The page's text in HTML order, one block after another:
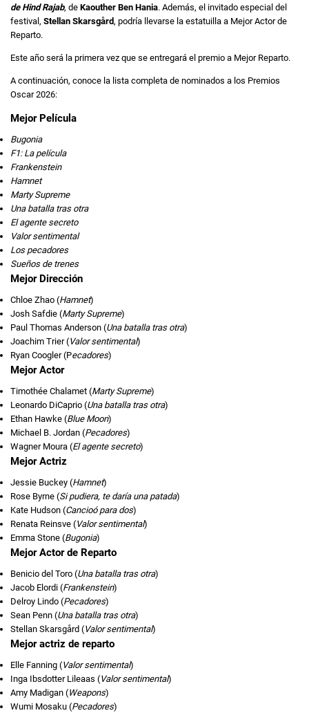
de Hind Rajab, de Kaouther Ben Hania. Además, el invitado especial del
festival, Stellan Skarsgård, podría llevarse la estatuilla a Mejor Actor de
Reparto.
Este año será la primera vez que se entregará el premio a Mejor Reparto.
A continuación, conoce la lista completa de nominados a los Premios
Oscar 2026:
Mejor Película
Bugonia
F1: La película
Frankenstein
Hamnet
Marty Supreme
Una batalla tras otra
El agente secreto
Valor sentimental
Los pecadores
Sueños de trenes
Mejor Dirección
Chloe Zhao (Hamnet)
Josh Safdie (Marty Supreme)
Paul Thomas Anderson (Una batalla tras otra)
Joachim Trier (Valor sentimental)
Ryan Coogler (Pecadores)
Mejor Actor
Timothée Chalamet (Marty Supreme)
Leonardo DiCaprio (Una batalla tras otra)
Ethan Hawke (Blue Moon)
Michael B. Jordan (Pecadores)
Wagner Moura (El agente secreto)
Mejor Actriz
Jessie Buckey (Hamnet)
Rose Byrne (Si pudiera, te daría una patada)
Kate Hudson (Cancioó para dos)
Renata Reinsve (Valor sentimental)
Emma Stone (Bugonia)
Mejor Actor de Reparto
Benicio del Toro (Una batalla tras otra)
Jacob Elordi (Frankenstein)
Delroy Lindo (Pecadores)
Sean Penn (Una batalla tras otra)
Stellan Skarsgård (Valor sentimental)
Mejor actriz de reparto
Elle Fanning (Valor sentimental)
Inga Ibsdotter Lileaas (Valor sentimental)
Amy Madigan (Weapons)
Wumi Mosaku (Pecadores)